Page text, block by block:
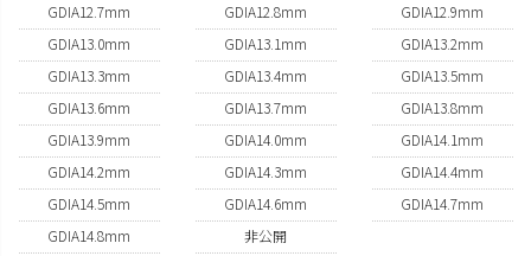
GDIA12.7mm
GDIA12.8mm
GDIA12.9mm
GDIA13.0mm
GDIA13.1mm
GDIA13.2mm
GDIA13.3mm
GDIA13.4mm
GDIA13.5mm
GDIA13.6mm
GDIA13.7mm
GDIA13.8mm
GDIA13.9mm
GDIA14.0mm
GDIA14.1mm
GDIA14.2mm
GDIA14.3mm
GDIA14.4mm
GDIA14.5mm
GDIA14.6mm
GDIA14.7mm
GDIA14.8mm
非公開